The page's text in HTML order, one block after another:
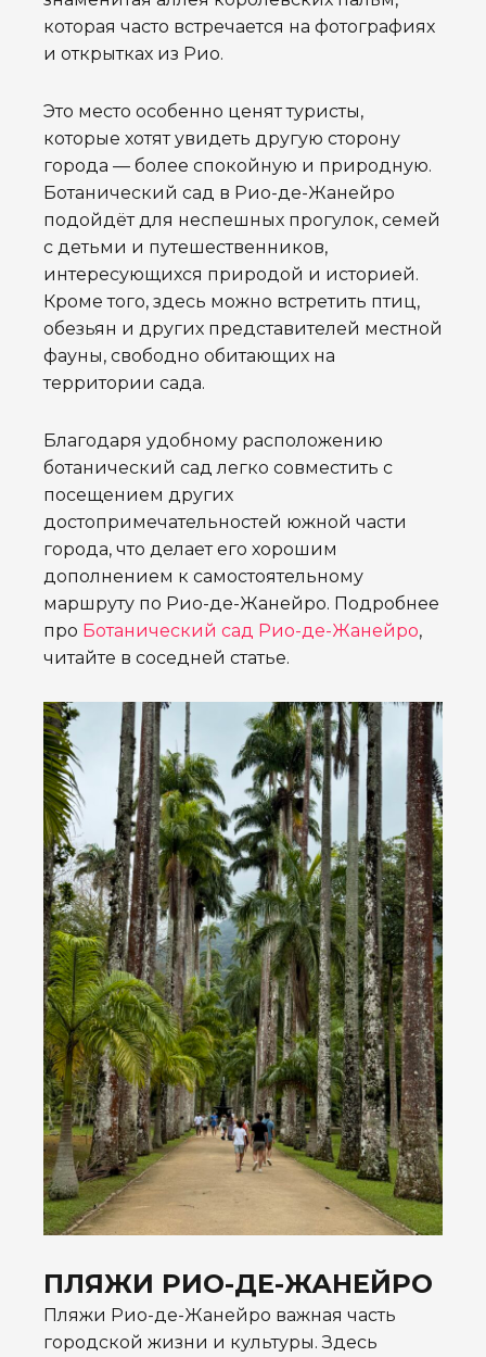
которая часто встречается на фотографиях
и открытках из Рио.
Это место особенно ценят туристы,
которые хотят увидеть другую сторону
города — более спокойную и природную.
Ботанический сад в Рио-де-Жанейро
подойдёт для неспешных прогулок, семей
с детьми и путешественников,
интересующихся природой и историей.
Кроме того, здесь можно встретить птиц,
обезьян и других представителей местной
фауны, свободно обитающих на
территории сада.
Благодаря удобному расположению
ботанический сад легко совместить с
посещением других
достопримечательностей южной части
города, что делает его хорошим
дополнением к самостоятельному
маршруту по Рио-де-Жанейро. Подробнее
про Ботанический сад Рио-де-Жанейро,
читайте в соседней статье.
ПЛЯЖИ РИО-ДЕ-ЖАНЕЙРО
Пляжи Рио-де-Жанейро важная часть
городской жизни и культуры. Здесь